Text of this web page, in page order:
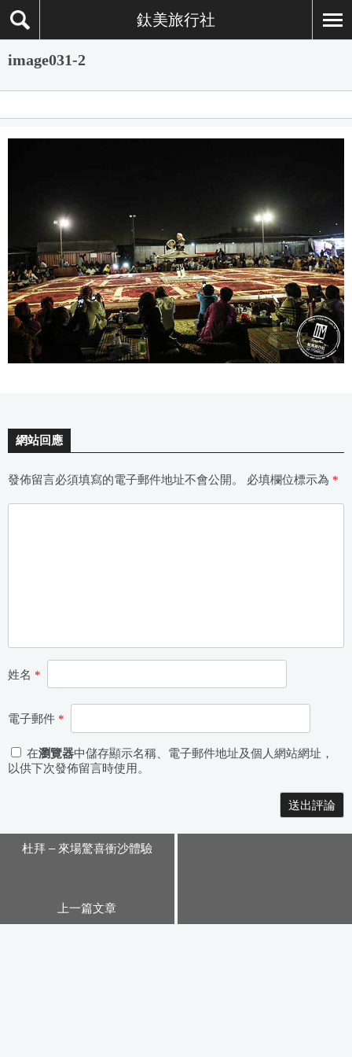
鈦美旅行社
image031-2
網站回應
發佈留言必須填寫的電子郵件地址不會公開。 必填欄位標示為 *
姓名 *
電子郵件 *
在瀏覽器中儲存顯示名稱、電子郵件地址及個人網站網址，
以供下次發佈留言時使用。
杜拜 – 來場驚喜衝沙體驗
上一篇文章